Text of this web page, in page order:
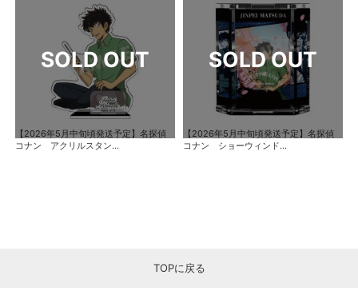
【2026年5月中旬頃発送予定】名探偵
コナン アクリルスタン...
【2026年5月中旬頃発送予定】名探偵
コナン ショーウィンド...
TOPに戻る